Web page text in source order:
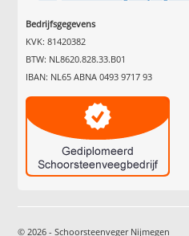
Bedrijfsgegevens
KVK: 81420382
BTW: NL8620.828.33.B01
IBAN: NL65 ABNA 0493 9717 93
© 2026 - Schoorsteenveger Nijmegen